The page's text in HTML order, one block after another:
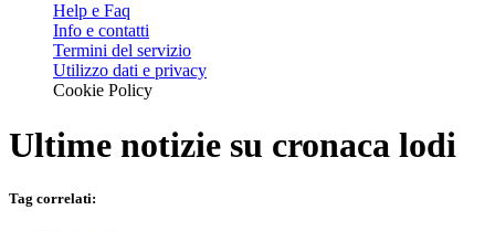
Help e Faq
Info e contatti
Termini del servizio
Utilizzo dati e privacy
Cookie Policy
Ultime notizie su cronaca lodi
Tag correlati: